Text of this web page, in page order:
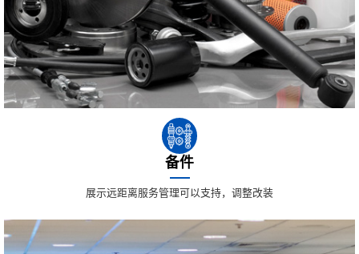
备件
展示远距离服务管理可以支持，调整改装